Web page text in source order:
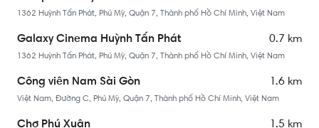
1362 Huỳnh Tấn Phát, Phú Mỹ, Quận 7, Thành phố Hồ Chí Minh, Việt Nam
Galaxy Cinema Huỳnh Tấn Phát 0.7 km
1362 Huỳnh Tấn Phát, Phú Mỹ, Quận 7, Thành phố Hồ Chí Minh, Việt Nam
Công viên Nam Sài Gòn 1.6 km
Việt Nam, Đường C, Phú Mỹ, Quận 7, Thành phố Hồ Chí Minh, Việt Nam
Chợ Phú Xuân 1.5 km